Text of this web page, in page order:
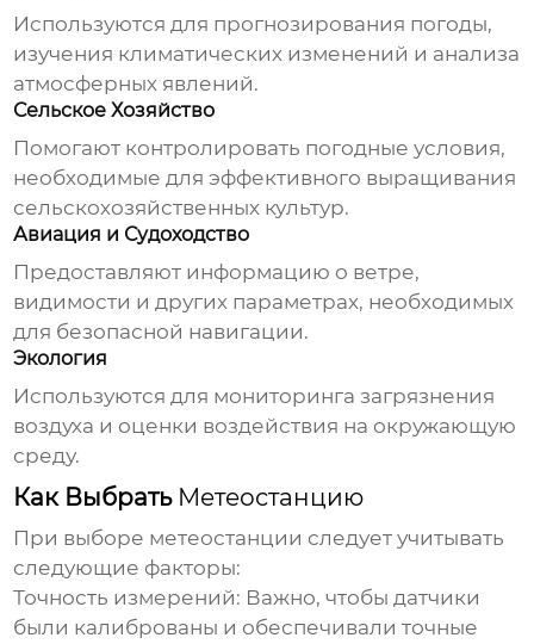
Используются для прогнозирования погоды,
изучения климатических изменений и анализа
атмосферных явлений.
Сельское Хозяйство
Помогают контролировать погодные условия,
необходимые для эффективного выращивания
сельскохозяйственных культур.
Авиация и Судоходство
Предоставляют информацию о ветре,
видимости и других параметрах, необходимых
для безопасной навигации.
Экология
Используются для мониторинга загрязнения
воздуха и оценки воздействия на окружающую
среду.
Как Выбрать Метеостанцию
При выборе метеостанции следует учитывать
следующие факторы:
Точность измерений: Важно, чтобы датчики
были калиброваны и обеспечивали точные